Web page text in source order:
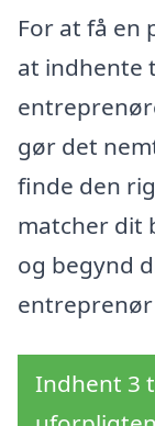
For at få en
at indhente
gør det
finde den
matcher dit
og begynd
entreprenør
Indhent 3